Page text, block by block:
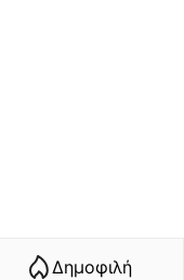
Δημοφιλή